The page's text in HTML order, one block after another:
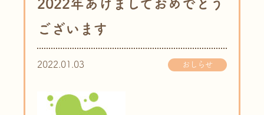
2022年あけましておめでとう
ございます
2022.01.03 おしらせ